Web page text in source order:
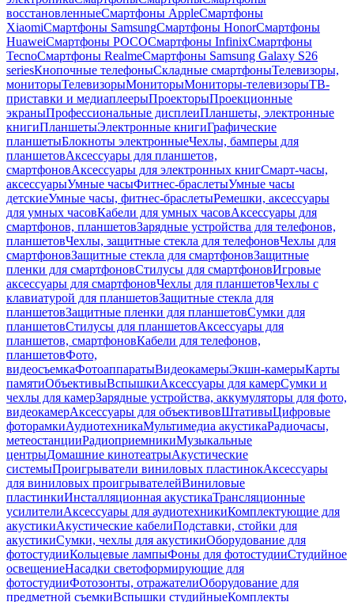
восстановленныеСмартфоны AppleСмартфоны
XiaomiСмартфоны SamsungСмартфоны HonorСмартфоны
HuaweiСмартфоны POCOСмартфоны InfinixСмартфоны
TecnoСмартфоны RealmeСмартфоны Samsung Galaxy S26
seriesКнопочные телефоныСкладные смартфоныТелевизоры,
мониторыТелевизорыМониторыМониторы-телевизорыТВ-
приставки и медиаплеерыПроекторыПроекционные
экраныПрофессиональные дисплеиПланшеты, электронные
книгиПланшетыЭлектронные книгиГрафические
планшетыБлокноты электронныеЧехлы, бамперы для
планшетовАксессуары для планшетов,
смартфоновАксессуары для электронных книгСмарт-часы,
аксессуарыУмные часыФитнес-браслетыУмные часы
детскиеУмные часы, фитнес-браслетыРемешки, аксессуары
для умных часовКабели для умных часовАксессуары для
смартфонов, планшетовЗарядные устройства для телефонов,
планшетовЧехлы, защитные стекла для телефоновЧехлы для
смартфоновЗащитные стекла для смартфоновЗащитные
пленки для смартфоновСтилусы для смартфоновИгровые
аксессуары для смартфоновЧехлы для планшетовЧехлы с
клавиатурой для планшетовЗащитные стекла для
планшетовЗащитные пленки для планшетовСумки для
планшетовСтилусы для планшетовАксессуары для
планшетов, смартфоновКабели для телефонов,
планшетовФото,
видеосъемкаФотоаппаратыВидеокамерыЭкшн-камерыКарты
памятиОбъективыВспышкиАксессуары для камерСумки и
чехлы для камерЗарядные устройства, аккумуляторы для фото,
видеокамерАксессуары для объективовШтативыЦифровые
фоторамкиАудиотехникаМультимедиа акустикаРадиочасы,
метеостанцииРадиоприемникиМузыкальные
центрыДомашние кинотеатрыАкустические
системыПроигрыватели виниловых пластинокАксессуары
для виниловых проигрывателейВиниловые
пластинкиИнсталляционная акустикаТрансляционные
усилителиАксессуары для аудиотехникиКомплектующие для
акустикиАкустические кабелиПодставки, стойки для
акустикиСумки, чехлы для акустикиОборудование для
фотостудииКольцевые лампыФоны для фотостудииСтудийное
освещениеНасадки светоформирующие для
фотостудииФотозонты, отражателиОборудование для
предметной съемкиВспышки студийныеКомплекты